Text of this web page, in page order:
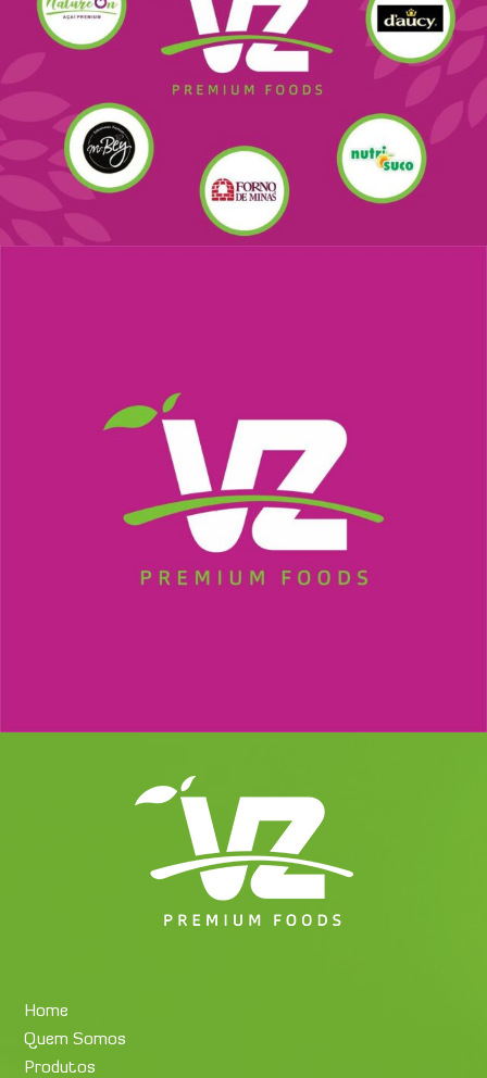
Home
Quem Somos
Produtos